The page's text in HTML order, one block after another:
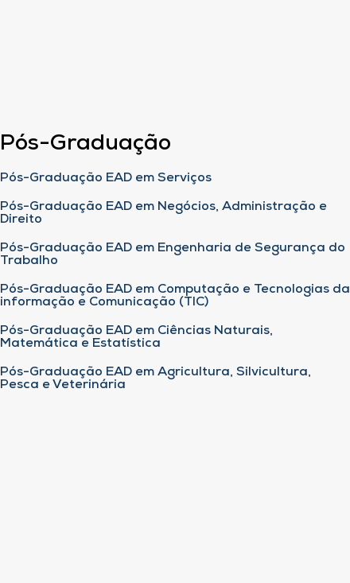
Pós-Graduação
Pós-Graduação EAD em Serviços
Pós-Graduação EAD em Negócios, Administração e
Direito
Pós-Graduação EAD em Engenharia de Segurança do
Trabalho
Pós-Graduação EAD em Computação e Tecnologias da
informação e Comunicação (TIC)
Pós-Graduação EAD em Ciências Naturais,
Matemática e Estatística
Pós-Graduação EAD em Agricultura, Silvicultura,
Pesca e Veterinária